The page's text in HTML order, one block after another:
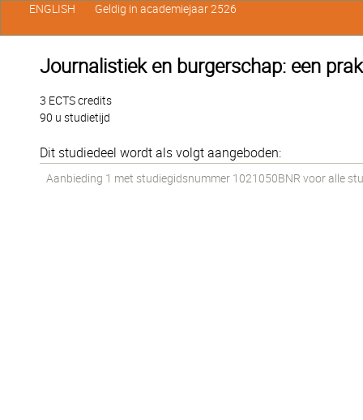
Journalistiek en burgerschap: een
3 ECTS credits
90 u studietijd
Dit studiedeel wordt als volgt aangeboden:
Aanbieding 1 met studiegidsnummer 1021050BNR voor alle
ENGLISH Geldig in academiejaar 2526